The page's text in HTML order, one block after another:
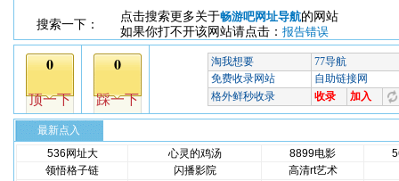
搜索一下：
点击搜索更多关于畅游吧网址导航的网站
如果你打不开该网站请点击： 报告错误
最新点入
536网址大
心灵的鸡汤 8899电影
领悟格子链
闪播影院
高清rt艺术